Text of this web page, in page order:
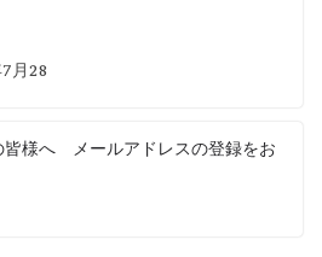
月28
皆様へ メールアドレスの登録をお